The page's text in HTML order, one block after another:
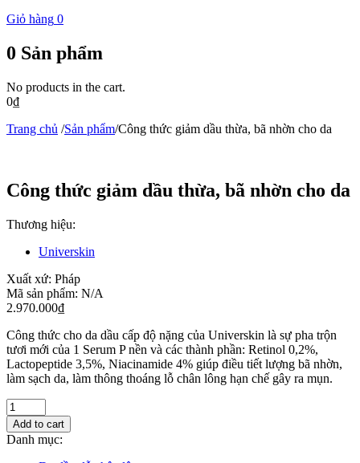
Giỏ hàng 0
0 Sản phẩm
No products in the cart.
0₫
Trang chủ /Sản phẩm/Công thức giảm dầu thừa, bã nhờn cho da
Công thức giảm dầu thừa, bã nhờn cho da
Thương hiệu:
Universkin
Xuất xứ: Pháp
Mã sản phẩm: N/A
2.970.000₫
Công thức cho da dầu cấp độ nặng của Universkin là sự pha trộn
tươi mới của 1 Serum P nền và các thành phần: Retinol 0,2%,
Lactopeptide 3,5%, Niacinamide 4% giúp điều tiết lượng bã nhờn,
làm sạch da, làm thông thoáng lỗ chân lông hạn chế gây ra mụn.
Add to cart
Danh mục: